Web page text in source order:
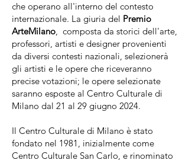
che operano all'interno del contesto
internazionale. La giuria del Premio
ArteMilano, composta da storici dell'arte,
professori, artisti e designer provenienti
da diversi contesti nazionali, selezionerà
gli artisti e le opere che riceveranno
precise votazioni; le opere selezionate
saranno esposte al Centro Culturale di
Milano dal 21 al 29 giugno 2024.
Il Centro Culturale di Milano è stato
fondato nel 1981, inizialmente come
Centro Culturale San Carlo, e rinominato